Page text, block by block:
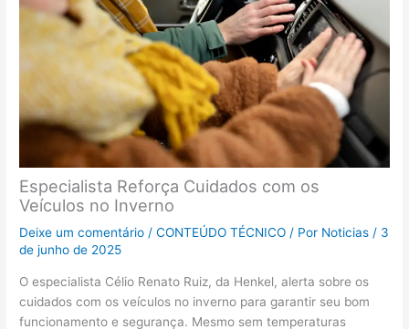
Especialista Reforça Cuidados com os
Veículos no Inverno
Deixe um comentário /CONTEÚDO TÉCNICO / Por Noticias / 3
de junho de 2025
O especialista Célio Renato Ruiz, da Henkel, alerta sobre os
cuidados com os veículos no inverno para garantir seu bom
funcionamento e segurança. Mesmo sem temperaturas